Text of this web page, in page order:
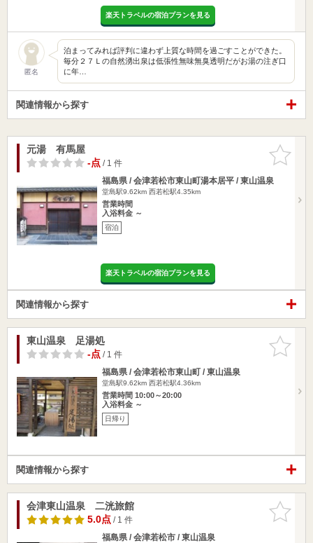
楽天トラベルの宿泊プランを見る
匿名
泊まってみれば評判に違わず上質な時間を過ごすことができた。
毎分２７Ｌの自然湧出泉は低張性無味無臭透明だがお湯の注ぎ口
に年…
関連情報から探す
お気に入
りに追加
元湯 有馬屋
-点/ 1 件
福島県 / 会津若松市東山町湯本居平 / 東山温泉
堂島駅9.62km 西若松駅4.35km
営業時間
入浴料金 ～
宿泊
楽天トラベルの宿泊プランを見る
関連情報から探す
お気に入
りに追加
東山温泉 足湯処
-点/ 1 件
福島県 / 会津若松市東山町 / 東山温泉
堂島駅9.62km 西若松駅4.36km
営業時間 10:00～20:00
入浴料金 ～
日帰り
関連情報から探す
お気に入
りに追加
会津東山温泉 二洸旅館
5.0点/ 1 件
福島県 / 会津若松市 / 東山温泉